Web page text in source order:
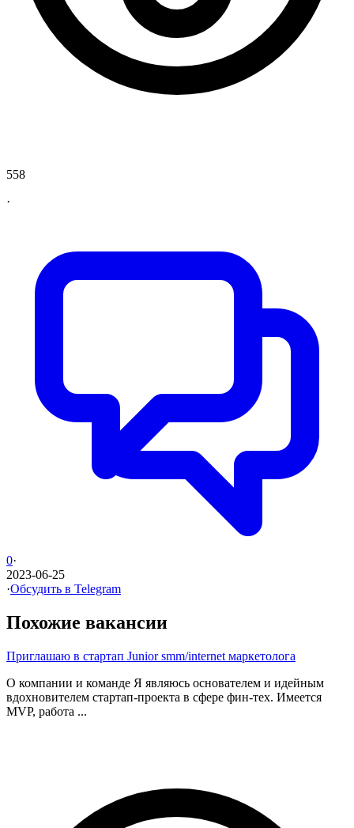
558
·
0·
2023-06-25
·Обсудить в Telegram
Похожие вакансии
Приглашаю в стартап Junior smm/internet маркетолога
О компании и команде Я являюсь основателем и идейным
вдохновителем стартап-проекта в сфере фин-тех. Имеется
MVP, работа ...